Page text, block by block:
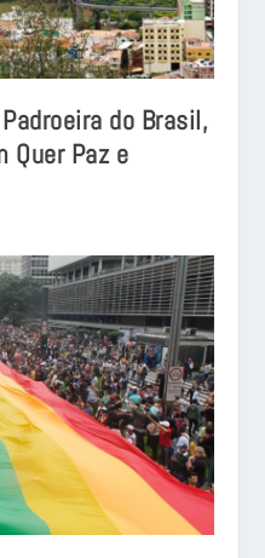
do Brasil,
Quer Paz e